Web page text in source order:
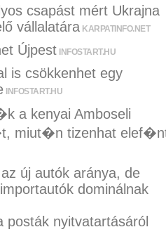
csapást mért Ukrajna
vállalatára KARPATINFO.NET
Újpest INFOSTART.HU
is csökkenhet egy
INFOSTART.HU
a kenyai Amboseli
miut�n tizenhat
új autók aránya, de
dominálnak
posták nyitvatartásáról